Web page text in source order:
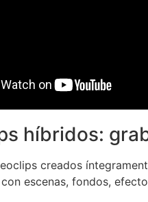
híbridos:
creados
escenas, fondos,